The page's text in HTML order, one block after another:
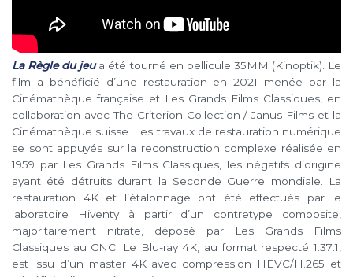
La Règle du jeua été tourné en pellicule 35MM (Kinoptik). Le
film a bénéficié d’une restauration en 2021 menée par la
Cinémathèque française et Les Grands Films Classiques, en
collaboration avec The Criterion Collection / Janus Films et la
Cinémathèque suisse. Les travaux de restauration numérique
se sont appuyés sur la reconstruction complexe réalisée en
1959 par Les Grands Films Classiques, les négatifs d’origine
ayant été détruits durant la Seconde Guerre mondiale. La
restauration 4K et l’étalonnage ont été effectués par le
laboratoire Hiventy à partir d’un contretype composite,
majoritairement nitrate, déposé par Les Grands Films
Classiques au CNC. Le Blu-ray 4K, au format respecté 1.37:1,
est issu d’un master 4K avec compression HEVC/H.265 et